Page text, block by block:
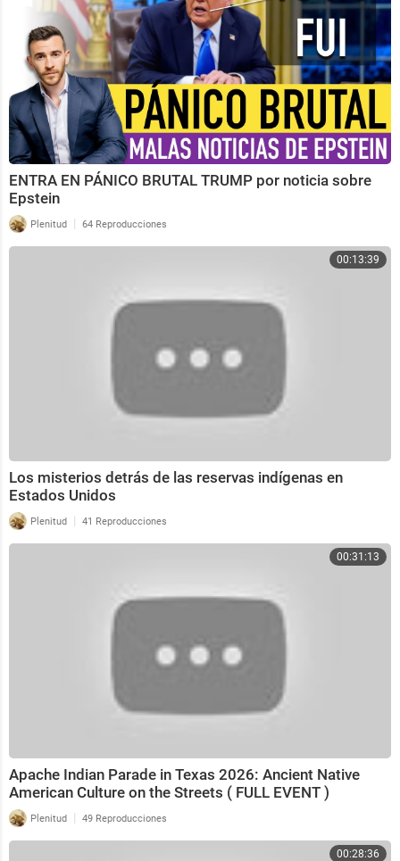
ENTRA EN PÁNICO BRUTAL TRUMP por noticia sobre
Epstein
Plenitud | 64 Reproducciones
00:13:39
Los misterios detrás de las reservas indígenas en
Estados Unidos
Plenitud | 41 Reproducciones
00:31:13
Apache Indian Parade in Texas 2026: Ancient Native
American Culture on the Streets ( FULL EVENT )
Plenitud | 49 Reproducciones
00:28:36